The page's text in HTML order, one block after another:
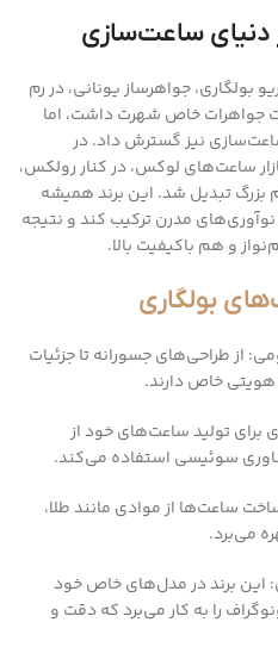
دنیای ساعت‌سازی
توسط سوتیریو بولگاری، جواهرساز یونانی، در رم
جواهرات خاص شهرت داشت، اما
نیز گسترش داد. در
ساعت‌های لوکس، در کنار رولکس،
بزرگ تبدیل شد. این برند همیشه
مدرن ترکیب کند و نتیجه
و هم باکیفیت بالا.
بولگاری
از طراحی‌های جسورانه تا جزئیات
خاص دارند.
برای تولید ساعت‌های خود از
ساعت‌ها از موادی مانند طلا،
می‌برد.
این برند در مدل‌های خاص خود
را به کار می‌برد که دقت و